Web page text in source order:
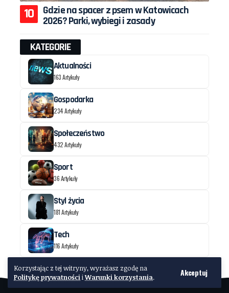
Korzystając z tej witryny, wyrażasz zgodę na
Politykę prywatnościiWarunki korzystania. Akceptuj
Gdzie na spacer z psem w Katowicach
2026? Parki, wybiegi i zasady
KATEGORIE
Aktualności
163 Artykuły
Gospodarka
234 Artykuły
Społeczeństwo
432 Artykuły
Sport
36 Artykuły
Styl życia
181 Artykuły
Tech
116 Artykuły